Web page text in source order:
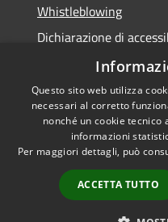
Whistleblowing
Dichiarazione di
Obiettivi di accessibilità
RSS
Accessibilità
Questo sito web utilizza
necessari al corretto
nonché un cookie
informazioni
Per maggiori dettagli, può
ACCETTA TUTTO